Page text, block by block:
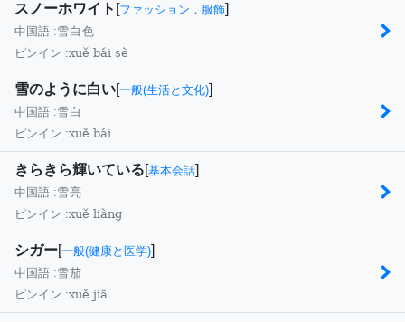
スノーホワイト [ファッション．服飾]
中国語 :雪白色
ピンイン :xuě bái sè
雪のように白い[一般(生活と文化)]
中国語 :雪白
ピンイン :xuě bái
きらきら輝いている[基本会話]
中国語 :雪亮
ピンイン :xuě liàng
シガー[一般(健康と医学)]
中国語 :雪茄
ピンイン :xuě jiā